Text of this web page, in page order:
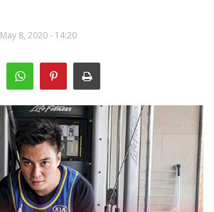
May 8, 2020 - 14:20